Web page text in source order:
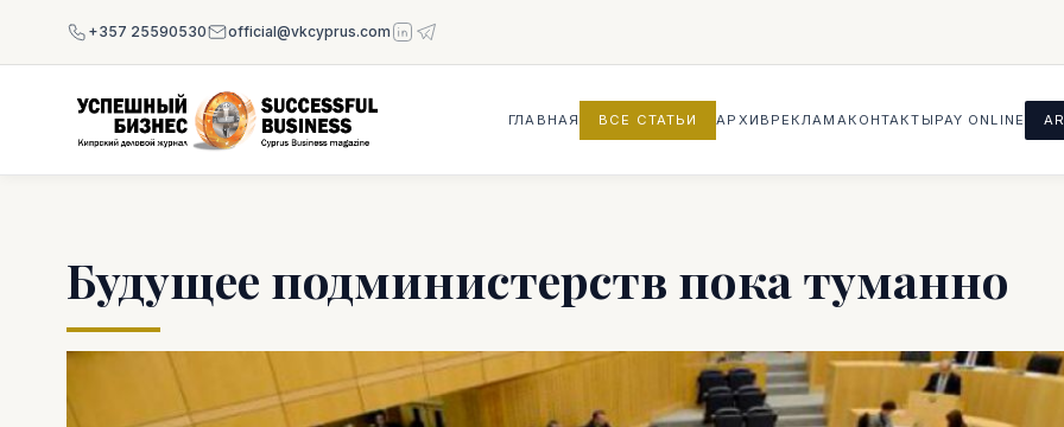
+357 25590530 official@vkcyprus.com
ГЛАВНАЯ ВСЕ СТАТЬИ АРХИВ РЕКЛАМА КОНТАКТЫ PAY ONLINE
Будущее подминистерств пока туманно